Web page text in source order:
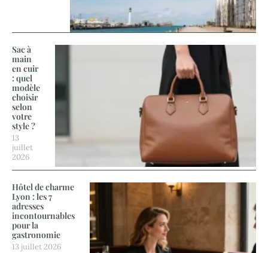
Sac à
main
en cuir
: quel
modèle
choisir
selon
votre
style ?
13
juillet
2026
Hôtel de charme
Lyon : les 7
adresses
incontournables
pour la
gastronomie
13 juillet 2026